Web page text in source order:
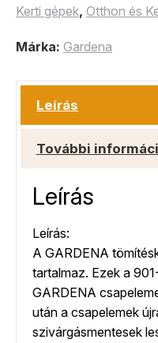
Kerti gépek, Otthon és
Márka: Gardena
Leírás
További
Leírás
Leírás:
A GARDENA
tartalmaz. Ezek a
GARDENA
után a csapelemek
szivárgásmentesek